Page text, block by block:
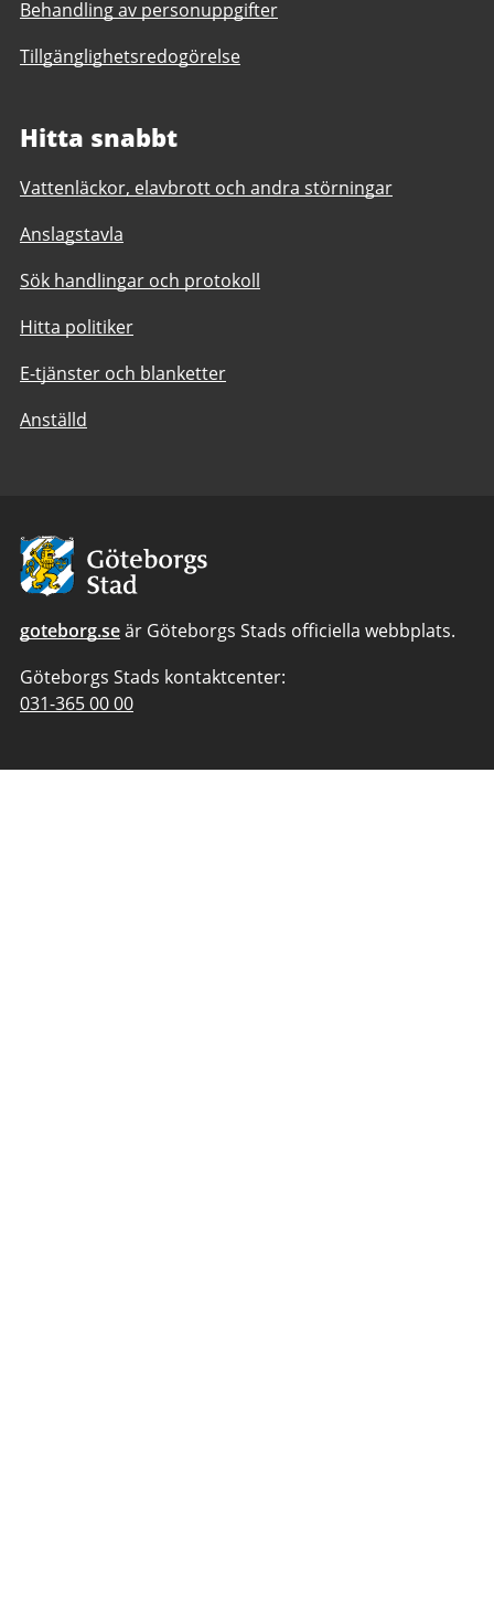
Behandling av personuppgifter
Tillgänglighetsredogörelse
Hitta snabbt
Vattenläckor, elavbrott och andra störningar
Anslagstavla
Sök handlingar och protokoll
Hitta politiker
E-tjänster och blanketter
Anställd
Avsändare:
Göteborgs
Stad
goteborg.seär Göteborgs Stads officiella webbplats.
Göteborgs Stads kontaktcenter:
Telefonnummer
031-365 00 00